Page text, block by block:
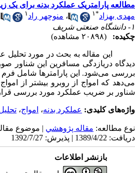
مطالعه پارامتریک عملکرد بدنه برای یک
مهدی بهزاد*۱ ، منوچهر راد ۱
۱- دانشگاه صنعتی شریف
چکیده:
(۲۰۸۹۸ مشاهده)
این مقاله به بحث در مورد تحلیل
دیدگاه دریازدگی مسافرین این شناور
بررسی می‌شود. این پارامترها شامل
می‌دهد که امواج از روبرو بیشتر از
شناور بر ضریب عملکرد مورد بررسی قرار
واژه‌های کلیدی: عملکرد بدنه، امواج،
نوع مطالعه: مقاله پژوهشي | موضوع
دریافت: 1389/4/22 | پذیرش: 1392/7/27
بازنشر اطلاعات